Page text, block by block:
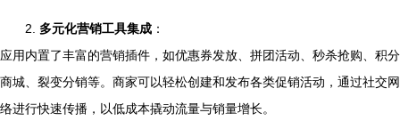
2. 多元化营销工具集成 ：
应用内置了丰富的营销插件，如优惠券发放、拼团活动、秒杀抢购、积分
商城、裂变分销等。商家可以轻松创建和发布各类促销活动，通过社交网
络进行快速传播，以低成本撬动流量与销量增长。